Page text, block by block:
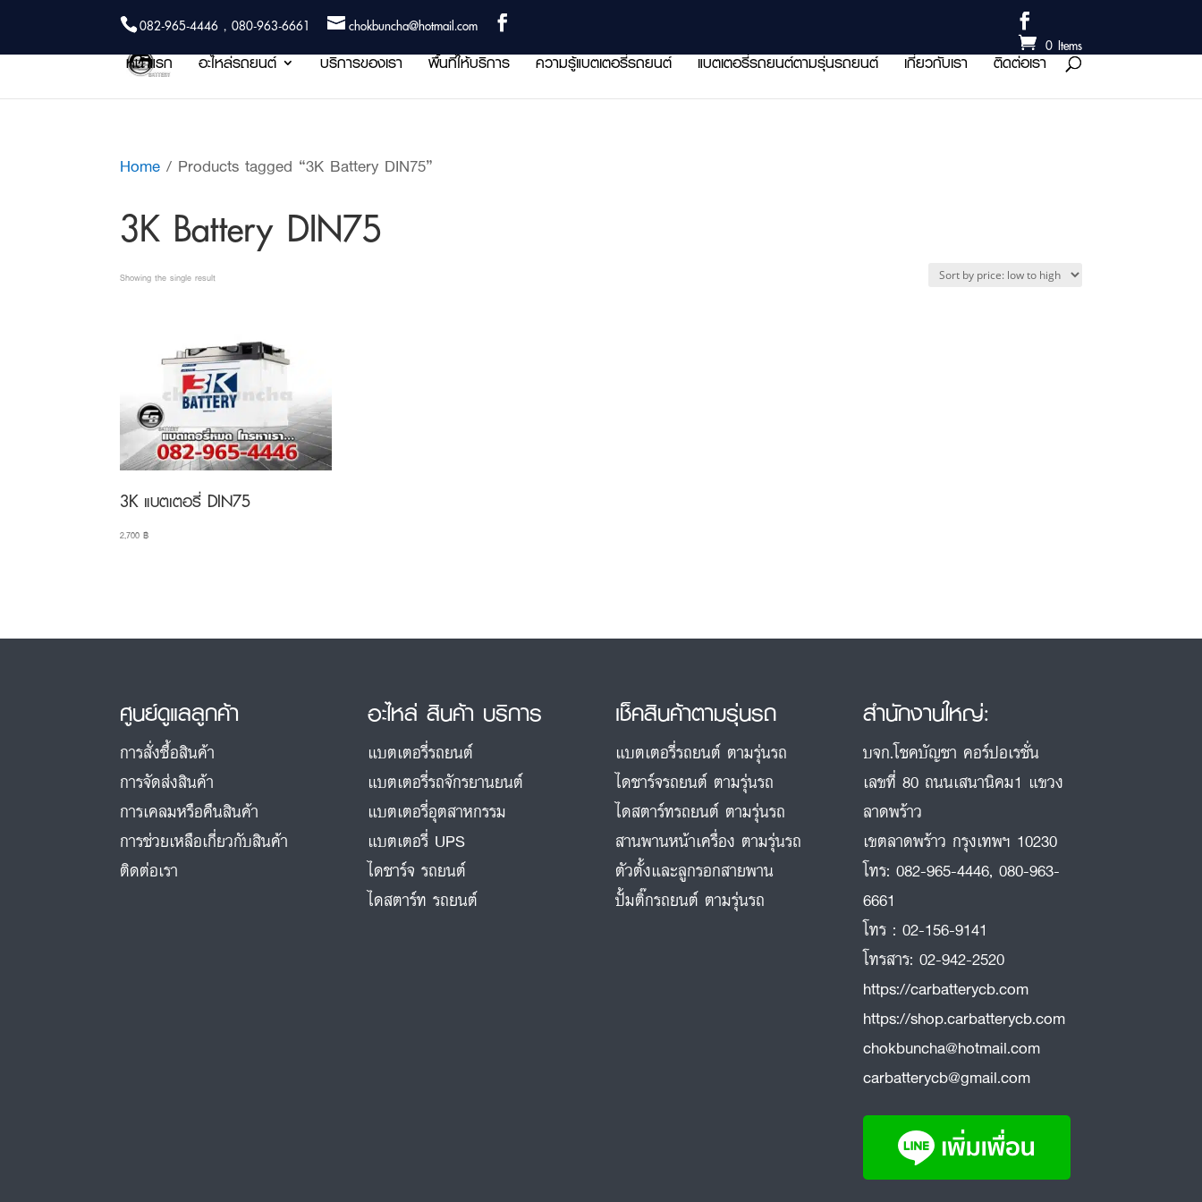
082-965-4446 , 080-963-6661
chokbuncha@hotmail.com
0 Items
หน้าแรก อะไหล่รถยนต์ บริการของเรา พื้นที่ให้บริการ ความรู้แบตเตอรี่รถยนต์ แบตเตอรี่รถยนต์ตามรุ่นรถยนต์ เกี่ยวกับเรา ติดต่อเรา
Home / Products tagged “3K Battery DIN75”
3K Battery DIN75
Showing the single result
3K แบตเตอรี่ DIN75
2,700฿
ศูนย์ดูแลลูกค้า
การสั่งซื้อสินค้า
การจัดส่งสินค้า
การเคลมหรือคืนสินค้า
การช่วยเหลือเกี่ยวกับสินค้า
ติดต่อเรา
อะไหล่ สินค้า บริการ
แบตเตอรี่รถยนต์
แบตเตอรี่รถจักรยานยนต์
แบตเตอรี่อุตสาหกรรม
แบตเตอรี่ UPS
ไดชาร์จ รถยนต์
ไดสตาร์ท รถยนต์
เช็คสินค้าตามรุ่นรถ
แบตเตอรี่รถยนต์ ตามรุ่นรถ
ไดชาร์จรถยนต์ ตามรุ่นรถ
ไดสตาร์ทรถยนต์ ตามรุ่นรถ
สานพานหน้าเครื่อง ตามรุ่นรถ
ตัวตั้งและลูกรอกสายพาน
ปั้มติ๊กรถยนต์ ตามรุ่นรถ
สำนักงานใหญ่:
บจก.โชคบัญชา คอร์ปอเรชั่น
เลขที่ 80 ถนนเสนานิคม1 แขวง
ลาดพร้าว
เขตลาดพร้าว กรุงเทพฯ 10230
โทร: 082-965-4446, 080-963-
6661
โทร : 02-156-9141
โทรสาร: 02-942-2520
https://carbatterycb.com
https://shop.carbatterycb.com
chokbuncha@hotmail.com
carbatterycb@gmail.com